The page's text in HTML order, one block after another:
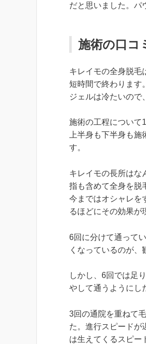
だと思いました。パ
施術の口コ
キレイモの全身脱毛
短時間で終わります。
ジェルは冷たいので
施術の工程について
上半身も下半身も
す。
キレイモの長所はな
指も含めて全身を脱
今まではオシャレを
るほどにその効果が
6回に分けて通って
くなっているのが、
しかし、6回では足
やして通うようにし
3回の通院を重ねて
た。進行スピードが
は生えてくるスピー